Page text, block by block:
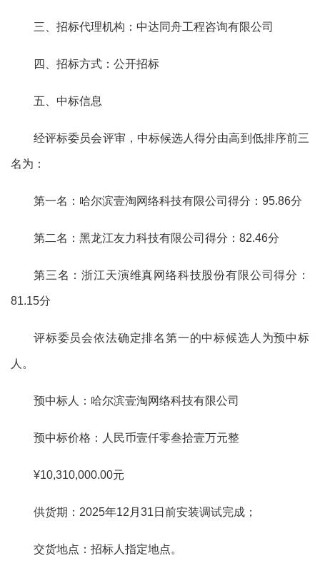
三、招标代理机构：中达同舟工程咨询有限公司
四、招标方式：公开招标
五、中标信息
经评标委员会评审，中标候选人得分由高到低排序前三
名为：
第一名：哈尔滨壹淘网络科技有限公司 得分： 95.86分
第二名：黑龙江友力科技有限公司 得分： 82.46分
第三名：浙江天演维真网络科技股份有限公司得分：
81.15分
评标委员会依法确定排名第一的中标候选人为预中标
人。
预中标人：哈尔滨壹淘网络科技有限公司
预中标价格：人民币壹仟零叁拾壹万元整
¥10,310,000.00元
供货期： 2025年12 月 31 日前安装调试完成；
交货地点：招标人指定地点。